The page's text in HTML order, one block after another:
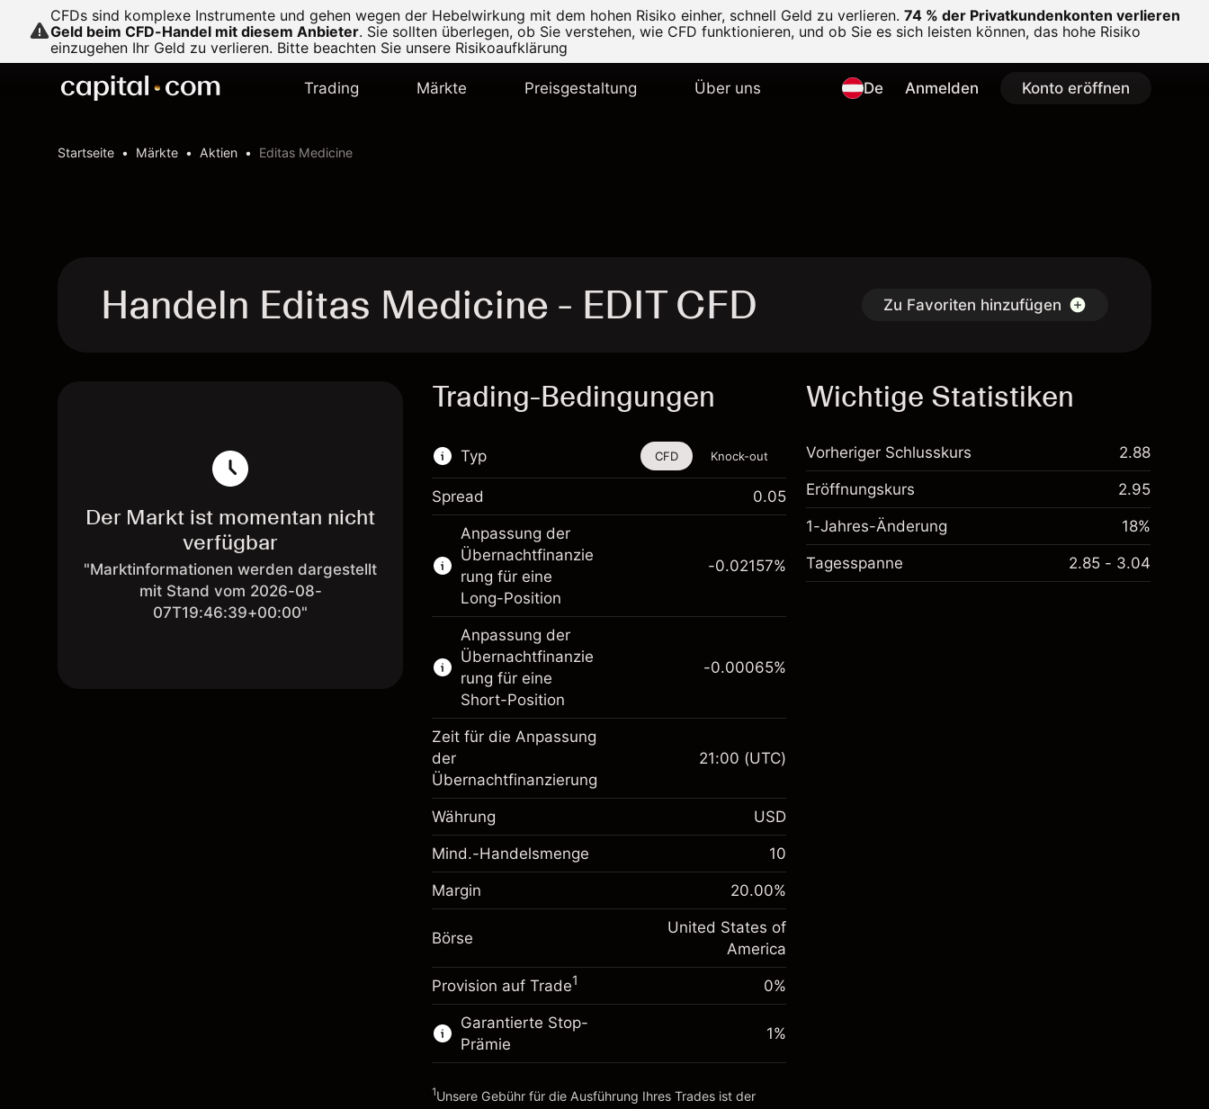
CFDs sind komplexe Instrumente und gehen wegen der Hebelwirkung mit dem hohen Risiko einher, schnell Geld zu verlieren. 74 % der Privatkundenkonten verlieren
Geld beim CFD-Handel mit diesem Anbieter. Sie sollten überlegen, ob Sie verstehen, wie CFD funktionieren, und ob Sie es sich leisten können, das hohe Risiko
einzugehen Ihr Geld zu verlieren. Bitte beachten Sie unsere Risikoaufklärung
Trading Märkte Preisgestaltung Über uns De Anmelden Konto eröffnen
Startseite Märkte Aktien Editas Medicine
Handeln Editas Medicine - EDIT CFD Zu Favoriten hinzufügen
Der Markt ist momentan nicht
verfügbar
"Marktinformationen werden dargestellt
mit Stand vom 2026-08-
07T19:46:39+00:00"
Trading-Bedingungen
Typ
Dieses Finanzinstrument steht für das Traden
über CFDs und Knock-outs zur Verfügung.
Erfahren Sie mehr über:
CFDs
Knock-outs
CFD Knock-out
Spread 0.05
Anpassung der
Übernachtfinanzie
rung für eine
Long-Position
Margin. Ihre Investition
Anpassung der
Übernachtfinanzierung
Gebühren aus fremdfinanzierten
Positionswert
-0.021568
(-$1.08)
Positionsgröße mit Hebelwirkung ~
$5,000.00
$4,000.00
Zur Plattform
-0.02157%
Anpassung der
Übernachtfinanzie
rung für eine
Short-Position
Margin. Ihre Investition
$1,000.00
Anpassung der
Positionswert
-0.000654
%
Positionsgröße mit Hebelwirkung ~$5,000.00
Geld aus Hebelwirkung ~
-0.00065%
Zeit für die Anpassung
der
Übernachtfinanzierung
21:00 (UTC)
Währung USD
Mind.-Handelsmenge 10
Margin 20.00%
Börse
United States of
America
Provision auf Trade1 0%
Garantierte Stop-
Prämie
1%
1Unsere Gebühr für die Ausführung Ihres Trades ist der
Wichtige Statistiken
Vorheriger Schlusskurs 2.88
Eröffnungskurs 2.95
1-Jahres-Änderung 18%
Tagesspanne 2.85 - 3.04